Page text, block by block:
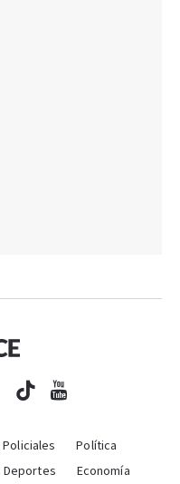
Policiales
Política
Deportes
Economía